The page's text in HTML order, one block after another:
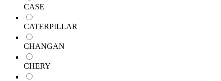
CASE
CATERPILLAR
CHANGAN
CHERY